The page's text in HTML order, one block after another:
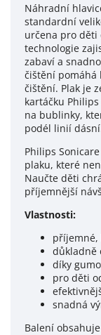
Náhradní
standardní
určena pro děti
technologie
zabaví a
čištění pomáhá
čištění. Plak je
kartáčku
na bublinky,
podél linií
Philips
plaku, které
Naučte děti
příjemnější
Vlastnosti:
příjemné,
důkladně
díky
pro děti
snadná
Balení